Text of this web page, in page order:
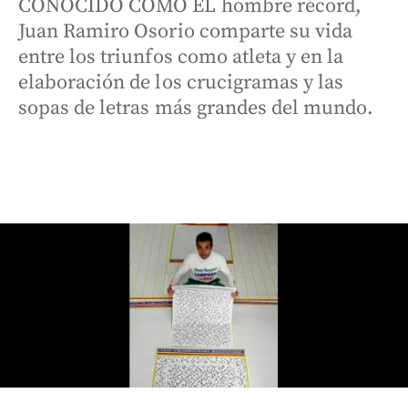
CONOCIDO COMO EL hombre récord,
Juan Ramiro Osorio comparte su vida
entre los triunfos como atleta y en la
elaboración de los crucigramas y las
sopas de letras más grandes del mundo.